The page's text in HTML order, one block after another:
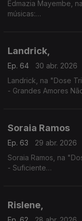
Edmazia Mayembe,
músicas:
Landrick,
Ep. 64
30 abr. 2026
Landrick, na "Dose
- Grandes Amores
Soraia Ramos
Ep. 63
29 abr. 2026
Soraia
- Suficiente
Rislene,